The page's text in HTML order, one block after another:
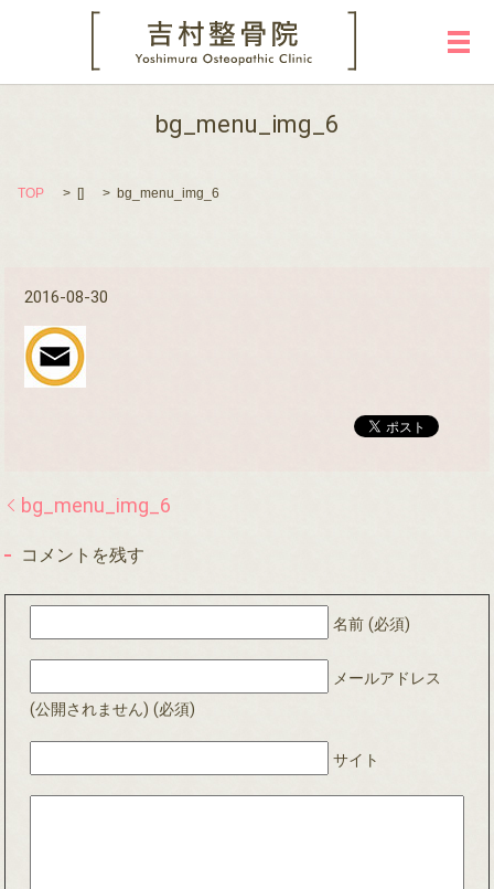
メ
bg_menu_img_6
TOP [] bg_menu_img_6
2016-08-30
bg_menu_img_6
コメントを残す
名前 (必須)
メールアドレス
(公開されません) (必須)
サイト